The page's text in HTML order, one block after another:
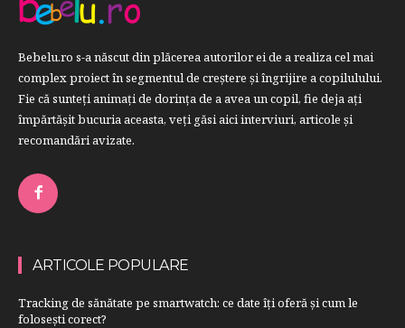
Bebelu.ro s-a născut din plăcerea autorilor ei de a realiza cel mai
complex proiect în segmentul de creştere şi îngrijire a copilulului.
Fie că sunteţi animaţi de dorinţa de a avea un copil, fie deja aţi
împărtăşit bucuria aceasta, veți găsi aici interviuri, articole şi
recomandări avizate.
ARTICOLE POPULARE
Tracking de sănătate pe smartwatch: ce date îți oferă și cum le
folosești corect?